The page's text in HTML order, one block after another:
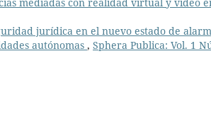
jurídica en el nuevo estado de
autónomas , Sphera Publica: Vol. 1